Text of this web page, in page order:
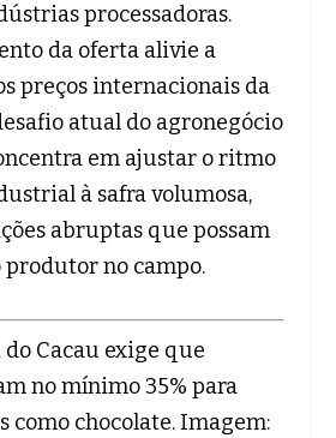
processadoras.
da oferta alivie a
preços internacionais da
atual do agronegócio
em ajustar o ritmo
à safra volumosa,
abruptas que possam
no campo.
Cacau exige que
no mínimo 35% para
como chocolate. Imagem: